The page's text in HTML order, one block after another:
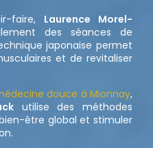
faire, Laurence Morel-
des séances de
japonaise permet
et de revitaliser
douce à Mionnay,
utilise des méthodes
être global et stimuler